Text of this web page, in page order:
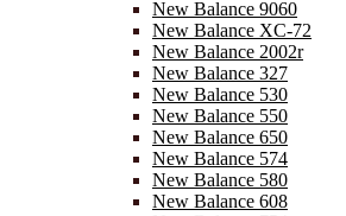
New Balance 9060
New Balance XC-72
New Balance 2002r
New Balance 327
New Balance 530
New Balance 550
New Balance 650
New Balance 574
New Balance 580
New Balance 608